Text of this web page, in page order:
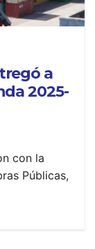
a
2025-
con la
Públicas,